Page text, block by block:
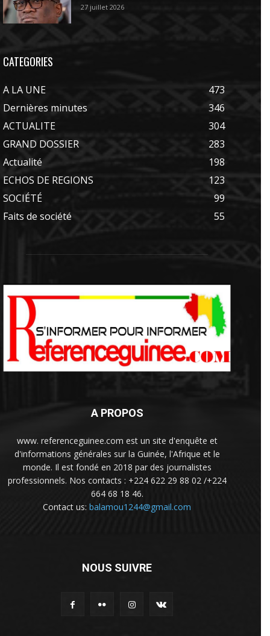
27 juillet 2026
CATEGORIES
A LA UNE
473
Dernières minutes
346
ACTUALITE
304
GRAND DOSSIER
283
Actualité
198
ECHOS DE REGIONS
123
SOCIÉTÉ
99
Faits de société
55
A PROPOS
www. referenceguinee.com est un site d'enquête et
d'informations générales sur la Guinée, l'Afrique et le
monde. Il est fondé en 2018 par des journalistes
professionnels. Nos contacts : +224 622 29 88 02 /+224
664 68 18 46.
Contact us: balamou1244@gmail.com
NOUS SUIVRE